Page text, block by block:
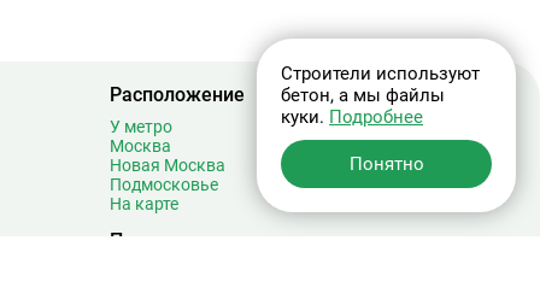
Расположение
У метро
Москва
Новая Москва
Подмосковье
На карте
Популярное
Строители используют
бетон, а мы файлы
куки. Подробнее
Понятно